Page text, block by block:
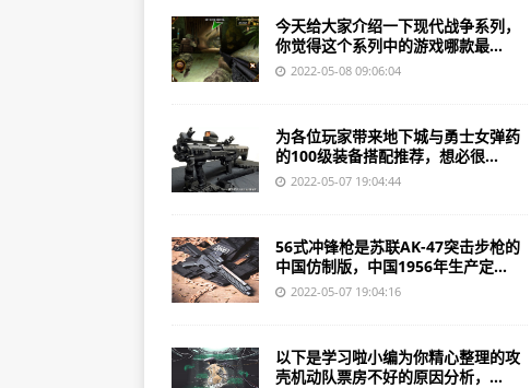
中国短时间建造航母最考究一个国家的综
为保卫空防安全兼顾民航经济发展兼顾空
《指挥现代海空行动》模拟战争类游戏指
《PKM机关枪-搜狗百科》AK-47的精度确
美在太空部署几代导弹预警卫星可实时监
美军首个动能杀伤式反导拦截技术成熟可
加强国防建设的设立班级2013级会计学7班
中国003型航母建造接近尾声或将组建第
高权重网站接企业软文推广收录高排名好(
今天给大家介绍一下现代战争系列，
你觉得这个系列中的游戏哪款最...
2022-05-08 09:06:04
为各位玩家带来地下城与勇士女弹药
的100级装备搭配推荐，想必很...
2022-05-07 19:04:44
56式冲锋枪是苏联AK-47突击步枪的
中国仿制版，中国1956年生产定...
2022-05-07 19:04:16
以下是学习啦小编为你精心整理的攻
壳机动队票房不好的原因分析，...